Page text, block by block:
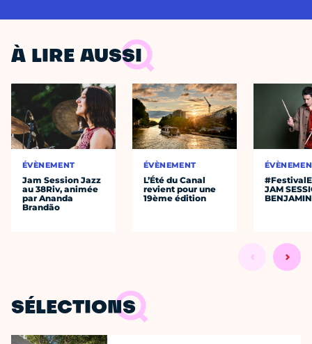
À LIRE AUSSI
ÉVÈNEMENT
Jam Session Jazz
au 38Riv, animée
par Ananda
Brandão
ÉVÈNEMENT
L’Été du Canal
revient pour une
19ème édition
JAM
SÉLECTIONS